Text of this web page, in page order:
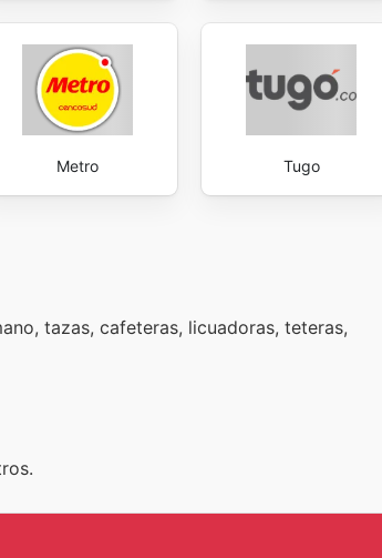
Metro Tugo
tazas, cafeteras, licuadoras, teteras,